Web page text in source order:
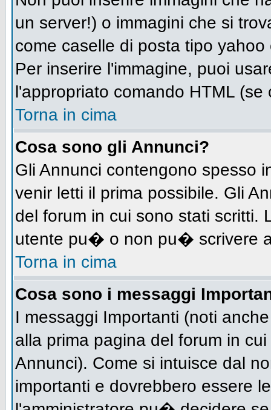
un server!) o immagini che si
come caselle di posta tipo
Per inserire l'immagine, puoi
l'appropriato comando HTML (se
Torna in cima
Cosa sono gli Annunci?
Gli Annunci contengono spesso
venir letti il prima possibile. Gli
del forum in cui sono stati
utente pu� o non pu� scrivere
Torna in cima
Cosa sono i messaggi
I messaggi Importanti (noti
alla prima pagina del forum in
Annunci). Come si intuisce dal
importanti e dovrebbero essere